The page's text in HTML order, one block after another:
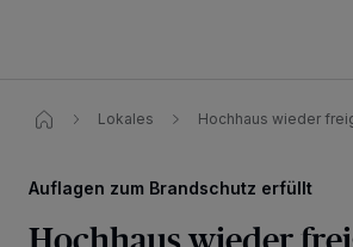
Lokales Hochhaus wieder
Auflagen zum Brandschutz erfüllt
Hochhaus wieder